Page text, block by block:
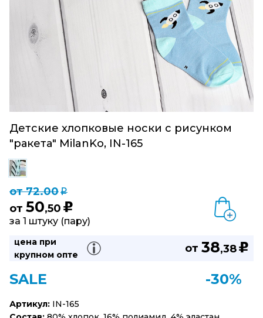
Детские хлопковые носки с рисунком
"ракета" MilanKo, IN-165
от 72.00q
от 50,50 u
за 1 штуку (пару)
цена при
крупном опте
от 38,38u
SALE -30%
Артикул: IN-165